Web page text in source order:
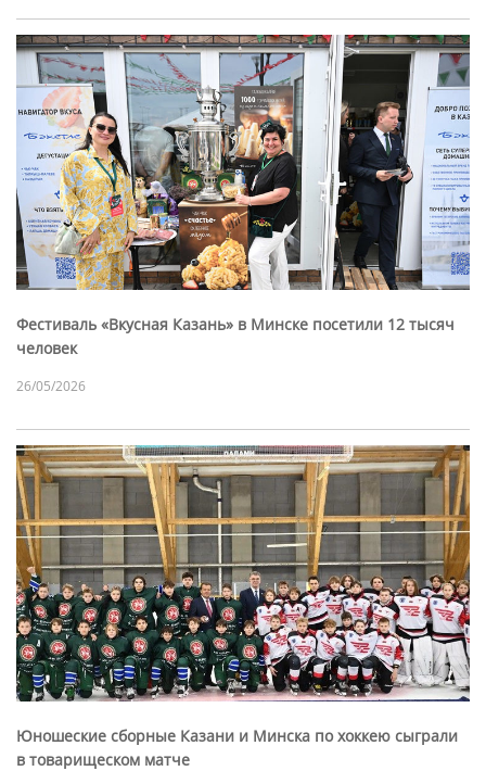
Фестиваль «Вкусная Казань» в Минске посетили 12 тысяч
человек
26/05/2026
Юношеские сборные Казани и Минска по хоккею сыграли
в товарищеском матче